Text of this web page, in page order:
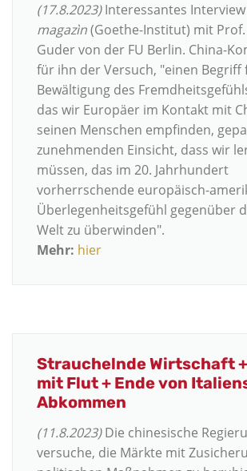
(17.8.2023)Interessantes
magazìn(Goethe-Institut) mit
Guder von der FU Berlin. China-
für ihn der Versuch, "einen Begriff
Bewältigung des
das wir Europäer im Kontakt mit
seinen Menschen empfinden,
zunehmenden Einsicht, dass wir
müssen, das im 20. Jahrhundert
vorherrschende europäisch-
Überlegenheitsgefühl gegenüber
Welt zu überwinden".
Mehr: hier
Strauchelnde Wirtschaft
mit Flut + Ende von
Abkommen
(11.8.2023)Die chinesische
versuche, die Märkte mit